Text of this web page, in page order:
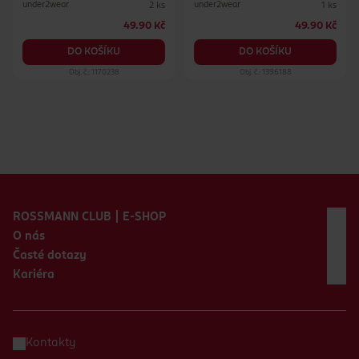
under2wear 2 ks
49.90 Kč
DO KOŠÍKU
Obj. č.: 1170238
under2wear 1 ks
49.90 Kč
DO KOŠÍKU
Obj. č.: 1396188
ROSSMANN CLUB | E-SHOP
O nás
Časté dotazy
Kariéra
Kontakty